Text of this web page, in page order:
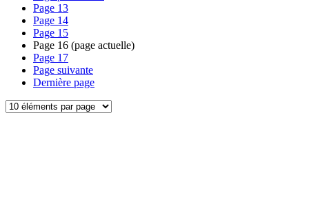
Page 13
Page 14
Page 15
Page 16 (page actuelle)
Page 17
Page suivante
Dernière page